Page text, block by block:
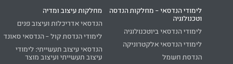
לימודי הנדסאי – מחלקות הנדסה
וטכנולוגיה
לימודי הנדסאי ביוטכנולוגיה
לימודי הנדסאי אלקטרוניקה
הנדסת חשמל
מחלקות עיצוב ומדיה
הנדסאי אדריכלות ועיצוב פנים
לימודי הנדסת קול – הנדסאי סאונד
הנדסאי עיצוב תעשייתי: לימודי
עיצוב תעשייתי ועיצוב מוצר